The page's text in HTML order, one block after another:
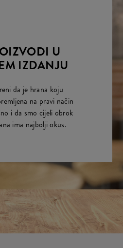
U
IZDANJU
da je hrana koju
na pravi način
i da smo cijeli obrok
ima najbolji okus.